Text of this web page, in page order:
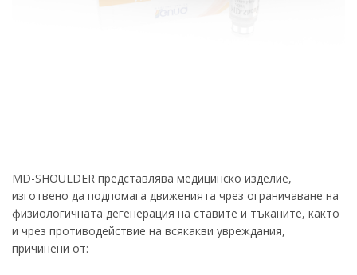
MD-SHOULDER представлява медицинско изделие,
изготвено да подпомага движенията чрез ограничаване на
физиологичната дегенерация на ставите и тъканите, както
и чрез противодействие на всякакви увреждания,
причинени от: